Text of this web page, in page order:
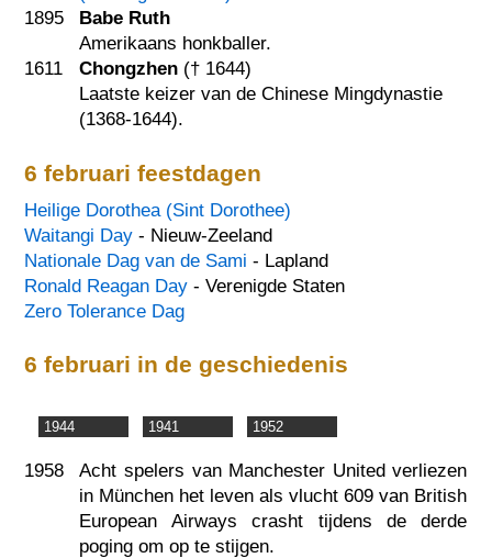
1895
Babe Ruth
Amerikaans honkballer.
1611
Chongzhen († 1644)
Laatste keizer van de Chinese Mingdynastie
(1368-1644).
6 februari feestdagen
Heilige Dorothea (Sint Dorothee)
Waitangi Day - Nieuw-Zeeland
Nationale Dag van de Sami - Lapland
Ronald Reagan Day - Verenigde Staten
Zero Tolerance Dag
6 februari in de geschiedenis
1944 1941 1952
1958
Acht spelers van Manchester United verliezen
in München het leven als vlucht 609 van British
European Airways crasht tijdens de derde
poging om op te stijgen.